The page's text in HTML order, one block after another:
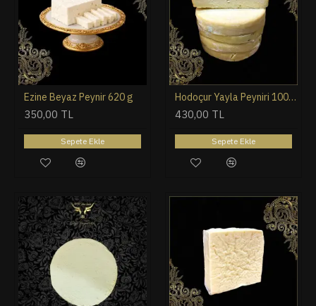
Ezine Beyaz Peynir 620 g
350,00 TL
Sepete Ekle
Hodoçur Yayla Peyniri 1000 g ( Yöresel Eski Kokulu Yayla Peyniri Sevenler için )
430,00 TL
Sepete Ekle